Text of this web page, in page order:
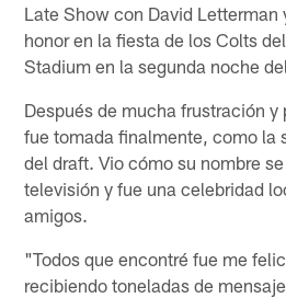
Late Show con David Letterman
honor en la fiesta de los Colts
Stadium en la segunda noche
Después de mucha frustración y
fue tomada finalmente, como la
del draft. Vio cómo su nombre
televisión y fue una celebridad
amigos.
"Todos que encontré fue me
recibiendo toneladas de